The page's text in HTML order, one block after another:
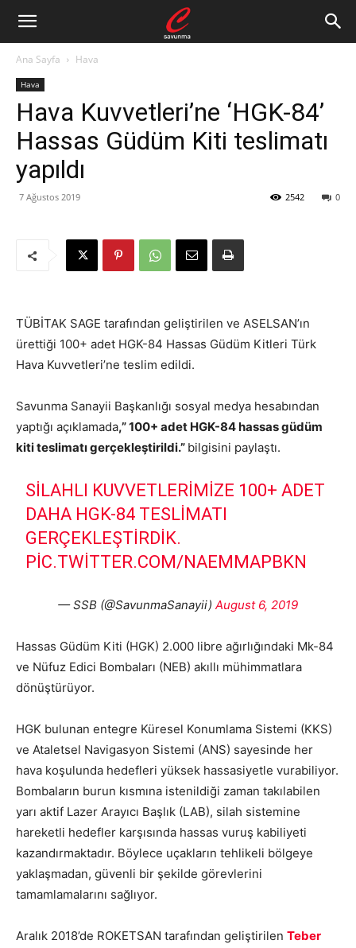
Ana Sayfa Hava
Hava
Hava Kuvvetleri’ne ‘HGK-84’
Hassas Güdüm Kiti teslimatı
yapıldı
7 Ağustos 2019 0
2542
TÜBİTAK SAGE tarafından geliştirilen ve ASELSAN’ın
ürettiği 100+ adet HGK-84 Hassas Güdüm Kitleri Türk
Hava Kuvvetleri’ne teslim edildi.
Savunma Sanayii Başkanlığı sosyal medya hesabından
yaptığı açıklamada,” 100+ adet HGK-84 hassas güdüm
kiti teslimatı gerçekleştirildi.” bilgisini paylaştı.
SILAHLI KUVVETLERIMIZE 100+ ADET
DAHA HGK-84 TESLIMATI
GERÇEKLEŞTIRDIK.
PIC.TWITTER.COM/NAEMMAPBKN
— SSB (@SavunmaSanayii) August 6, 2019
Hassas Güdüm Kiti (HGK) 2.000 libre ağırlığındaki Mk-84
ve Nüfuz Edici Bombaları (NEB) akıllı mühimmatlara
dönüştürüyor.
HGK bulunan entegre Küresel Konumlama Sistemi (KKS)
ve Ataletsel Navigasyon Sistemi (ANS) sayesinde her
hava koşulunda hedefleri yüksek hassasiyetle vurabiliyor.
Bombaların burun kısmına istenildiği zaman takılabilen
yarı aktif Lazer Arayıcı Başlık (LAB), silah sistemine
hareketli hedefler karşısında hassas vuruş kabiliyeti
kazandırmaktadır. Böylece uçakların tehlikeli bölgeye
yaklaşmadan, güvenli bir şekilde görevlerini
tamamlamalarını sağlıyor.
Aralık 2018’de ROKETSAN tarafından geliştirilen Teber